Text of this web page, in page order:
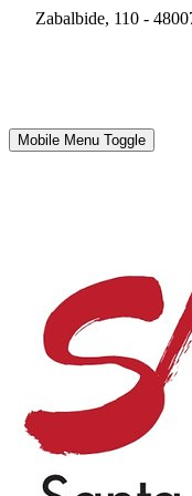
Zabalbide, 110 -
Mobile Menu Toggle